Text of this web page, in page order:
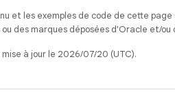
et les exemples de code de cette
ou des marques déposées d'Oracle et/ou
à jour le 2026/07/20 (UTC).